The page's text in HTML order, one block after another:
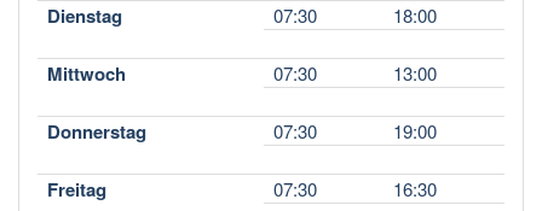
Dienstag 07:30 18:00
Mittwoch 07:30 13:00
Donnerstag 07:30 19:00
Freitag 07:30 16:30